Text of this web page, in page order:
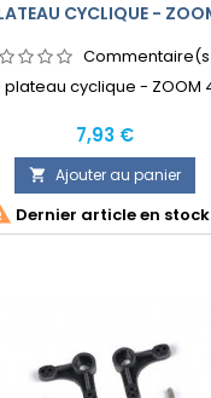
CYCLIQUE -
plateau cyclique - ZOOM
Prix
7,93 €
 Ajouter au panier
Dernier article en stock